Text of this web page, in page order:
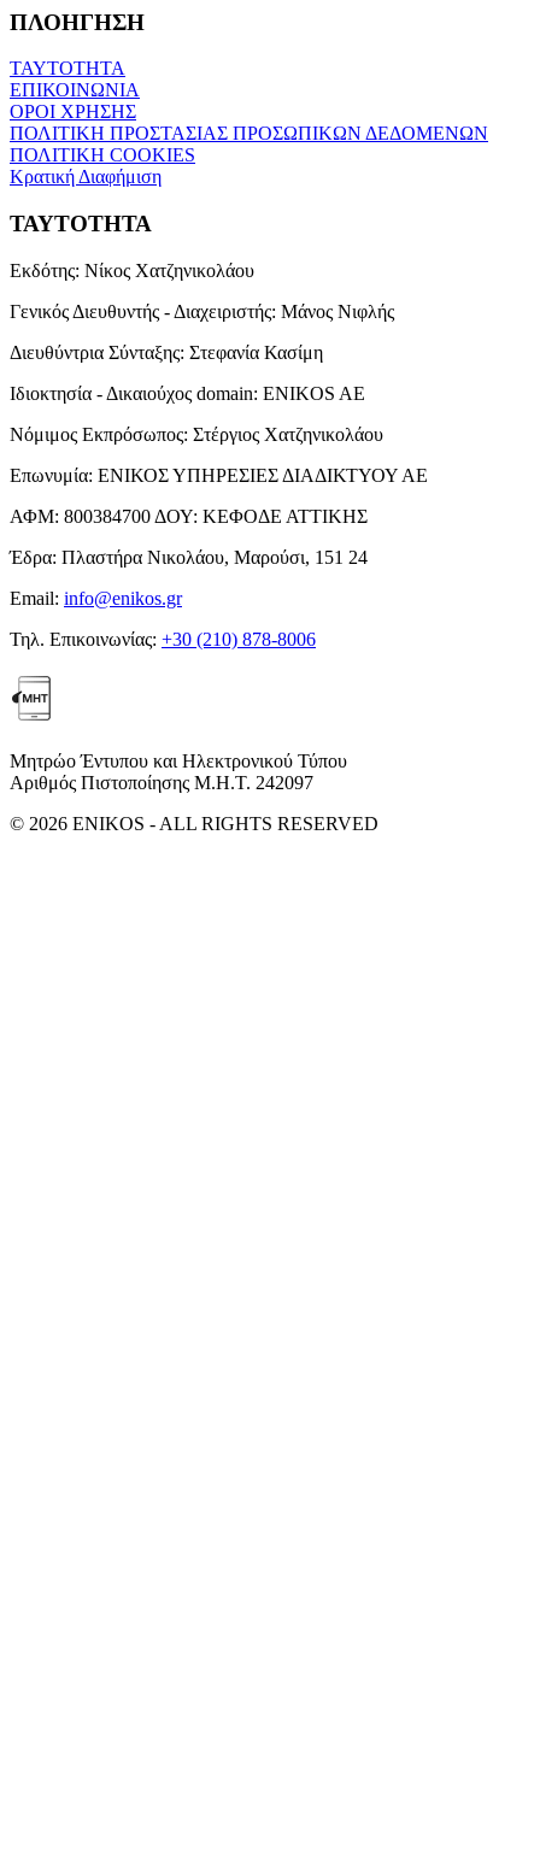
ΠΛΟΗΓΗΣΗ
ΤΑΥΤΟΤΗΤΑ
ΕΠΙΚΟΙΝΩΝΙΑ
ΟΡΟΙ ΧΡΗΣΗΣ
ΠΟΛΙΤΙΚΗ ΠΡΟΣΤΑΣΙΑΣ ΠΡΟΣΩΠΙΚΩΝ ΔΕΔΟΜΕΝΩΝ
ΠΟΛΙΤΙΚΗ COOKIES
Κρατική Διαφήμιση
ΤΑΥΤΟΤΗΤΑ
Εκδότης: Νίκος Χατζηνικολάου
Γενικός Διευθυντής - Διαχειριστής: Μάνος Νιφλής
Διευθύντρια Σύνταξης: Στεφανία Κασίμη
Ιδιοκτησία - Δικαιούχος domain: ENIKOS AE
Νόμιμος Εκπρόσωπος: Στέργιος Χατζηνικολάου
Επωνυμία: ΕΝΙΚΟΣ ΥΠΗΡΕΣΙΕΣ ΔΙΑΔΙΚΤΥΟΥ ΑΕ
ΑΦΜ: 800384700 ΔΟΥ: ΚΕΦΟΔΕ ΑΤΤΙΚΗΣ
Έδρα: Πλαστήρα Νικολάου, Μαρούσι, 151 24
Email: info@enikos.gr
Τηλ. Επικοινωνίας: +30 (210) 878-8006
Μητρώο Έντυπου και Ηλεκτρονικού Τύπου
Αριθμός Πιστοποίησης Μ.Η.Τ. 242097
© 2026 ENIKOS - ALL RIGHTS RESERVED